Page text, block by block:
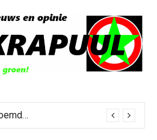
Todd Blanche benoemd tot Attorney General